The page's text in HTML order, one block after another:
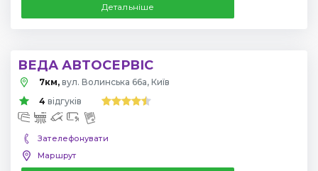
Детальніше
ВЕДА АВТОСЕРВІС
7км, вул. Волинська 66а, Київ
4 відгуків
Зателефонувати
Маршрут